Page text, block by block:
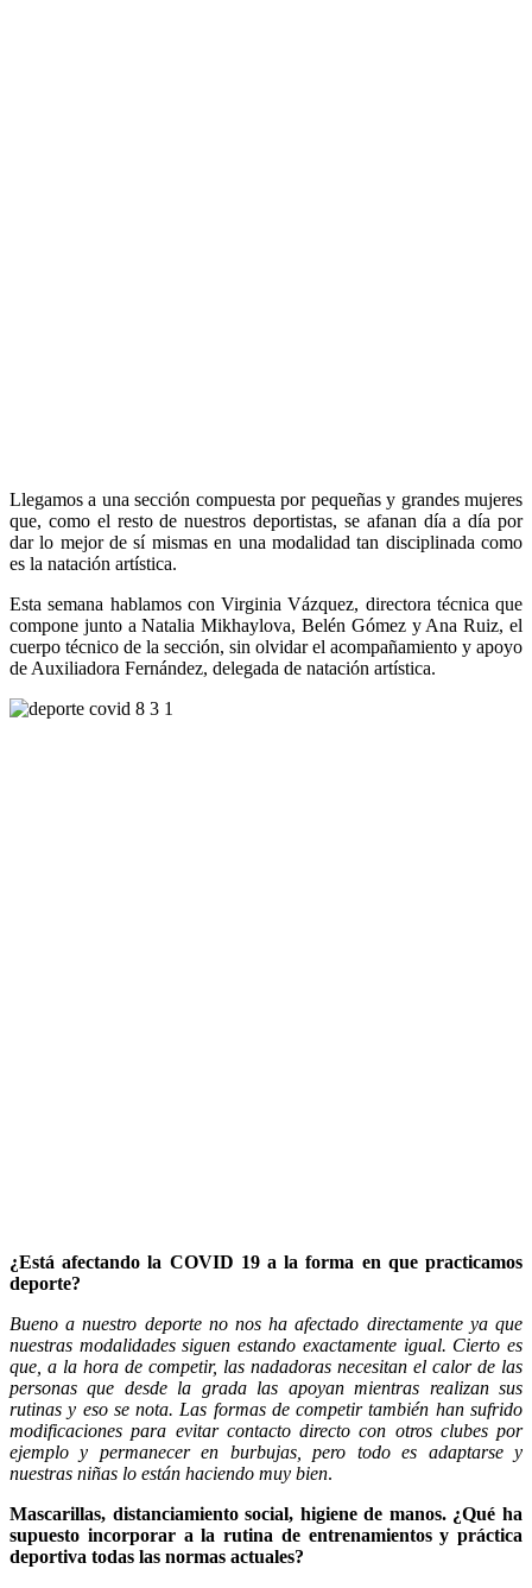
Llegamos a una sección compuesta por pequeñas y grandes mujeres
que, como el resto de nuestros deportistas, se afanan día a día por
dar lo mejor de sí mismas en una modalidad tan disciplinada como
es la natación artística.
Esta semana hablamos con Virginia Vázquez, directora técnica que
compone junto a Natalia Mikhaylova, Belén Gómez y Ana Ruiz, el
cuerpo técnico de la sección, sin olvidar el acompañamiento y apoyo
de Auxiliadora Fernández, delegada de natación artística.
¿Está afectando la COVID 19 a la forma en que practicamos
deporte?
Bueno a nuestro deporte no nos ha afectado directamente ya que
nuestras modalidades siguen estando exactamente igual. Cierto es
que, a la hora de competir, las nadadoras necesitan el calor de las
personas que desde la grada las apoyan mientras realizan sus
rutinas y eso se nota. Las formas de competir también han sufrido
modificaciones para evitar contacto directo con otros clubes por
ejemplo y permanecer en burbujas, pero todo es adaptarse y
nuestras niñas lo están haciendo muy bien.
Mascarillas, distanciamiento social, higiene de manos. ¿Qué ha
supuesto incorporar a la rutina de entrenamientos y práctica
deportiva todas las normas actuales?